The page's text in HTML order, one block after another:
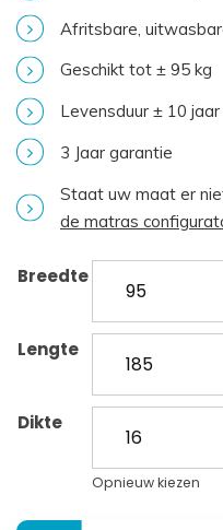
Afritsbare,
Geschikt tot ± 95 kg
Levensduur ± 10 jaar
3 Jaar garantie
Staat uw maat er
de matras
Breedte
Lengte
Dikte
Opnieuw kiezen